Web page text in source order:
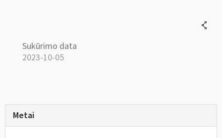
Sukūrimo data
2023-10-05
Metai